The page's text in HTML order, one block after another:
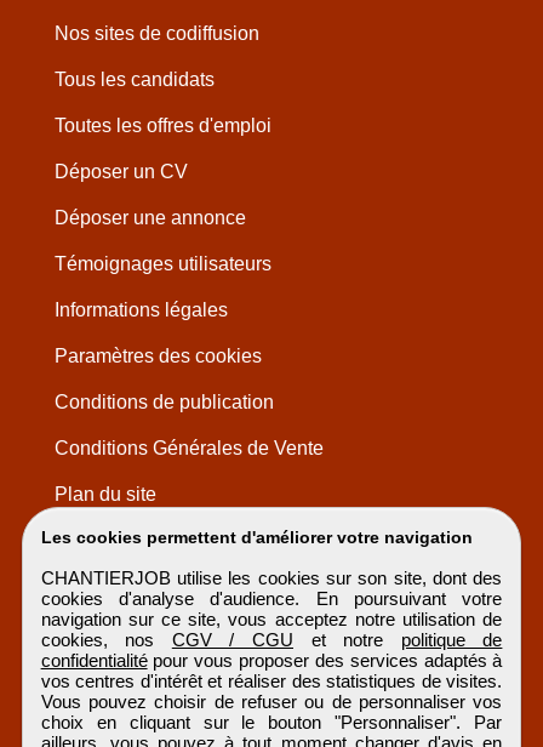
Les cookies permettent d'améliorer votre navigation
CHANTIERJOB utilise les cookies sur son site, dont des
cookies d'analyse d'audience. En poursuivant votre
navigation sur ce site, vous acceptez notre utilisation de
cookies, nos CGV / CGU et notre politique de
confidentialitépour vous proposer des services adaptés à
vos centres d'intérêt et réaliser des statistiques de visites.
Vous pouvez choisir de refuser ou de personnaliser vos
choix en cliquant sur le bouton "Personnaliser". Par
ailleurs, vous pouvez à tout moment changer d'avis en
Nos sites de codiffusion
Tous les candidats
Toutes les offres d'emploi
Déposer un CV
Déposer une annonce
Témoignages utilisateurs
Informations légales
Paramètres des cookies
Conditions de publication
Conditions Générales de Vente
Plan du site